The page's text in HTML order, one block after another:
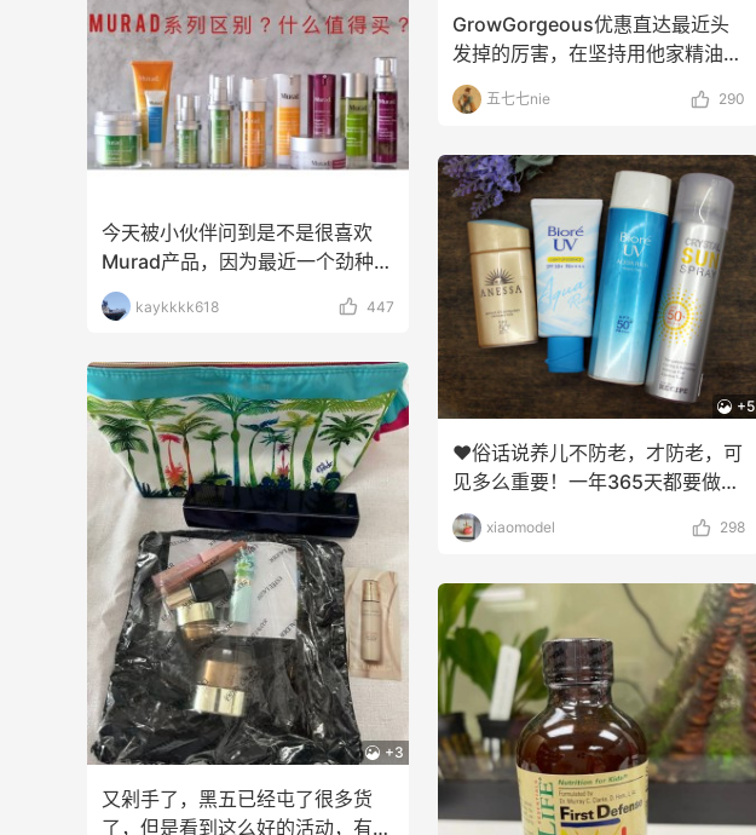
今天被小伙伴问到是不是很喜欢
Murad产品，因为最近一个劲种草
～下午就看到海淘经
kaykkkk618 447
+3
又剁手了，黑五已经屯了很多货
了，但是看到这么好的活动，有我
GrowGorgeous优惠直达最近头
发掉的厉害，在坚持用他家精油，
效果还不错，
五七七nie 290
+5
♥️俗话说养儿不防老，才防老，可
见多么重要！一年365天都要做~
我是混油皮，选择
xiaomodel 298